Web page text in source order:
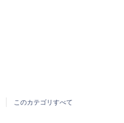
このカテゴリすべて